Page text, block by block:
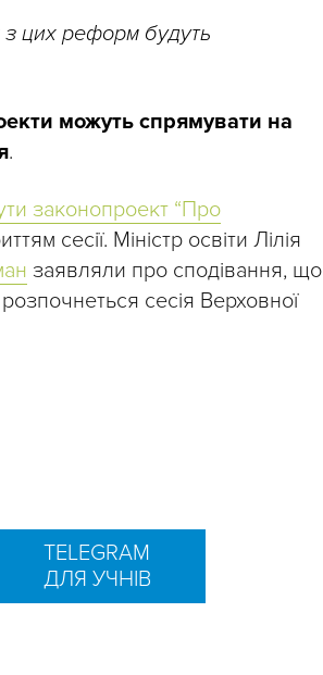
цих реформ будуть
можуть спрямувати на
.
законопроект “Про
сесії. Міністр освіти Лілія
заявляли про сподівання, що
сесія Верховної
TELEGRAM
ДЛЯ УЧНІВ